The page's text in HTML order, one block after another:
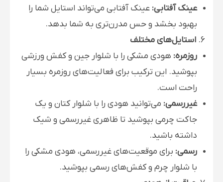
عینک آفتابی: عینک آفتابی می‌تواند استایل شما را
بهبود بخشد و حس مدرن‌تری به شما بدهد.
6. استایل‌های مختلف
روزمره: هودی مشکی را با شلوار جین و کفش ورزشی
بپوشید. این ترکیب برای فعالیت‌های روزمره بسیار
راحت است.
غیررسمی: می‌توانید هودی را با شلوار کتان و یک
جاکت چرمی بپوشید تا ظاهری غیررسمی و شیک
داشته باشید.
رسمی: برای موقعیت‌های غیررسمی، هودی مشکی را
با شلوار چرم و کفش‌های رسمی بپوشید.